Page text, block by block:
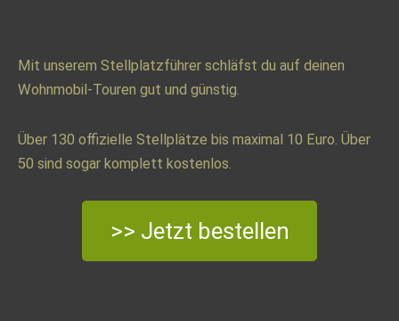
Mit unserem Stellplatzführer schläfst du auf deinen
Wohnmobil-Touren gut und günstig.
Über 130 offizielle Stellplätze bis maximal 10 Euro. Über
50 sind sogar komplett kostenlos.
>> Jetzt bestellen